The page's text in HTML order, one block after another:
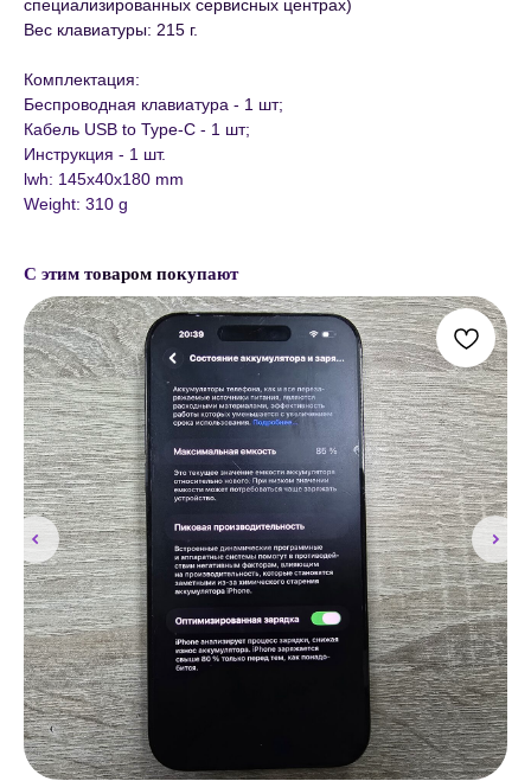
специализированных сервисных центрах)
Вес клавиатуры: 215 г.
Комплектация:
Беспроводная клавиатура - 1 шт;
Кабель USB to Type-C - 1 шт;
Инструкция - 1 шт.
lwh: 145x40x180 mm
Weight: 310 g
С этим товаром покупают